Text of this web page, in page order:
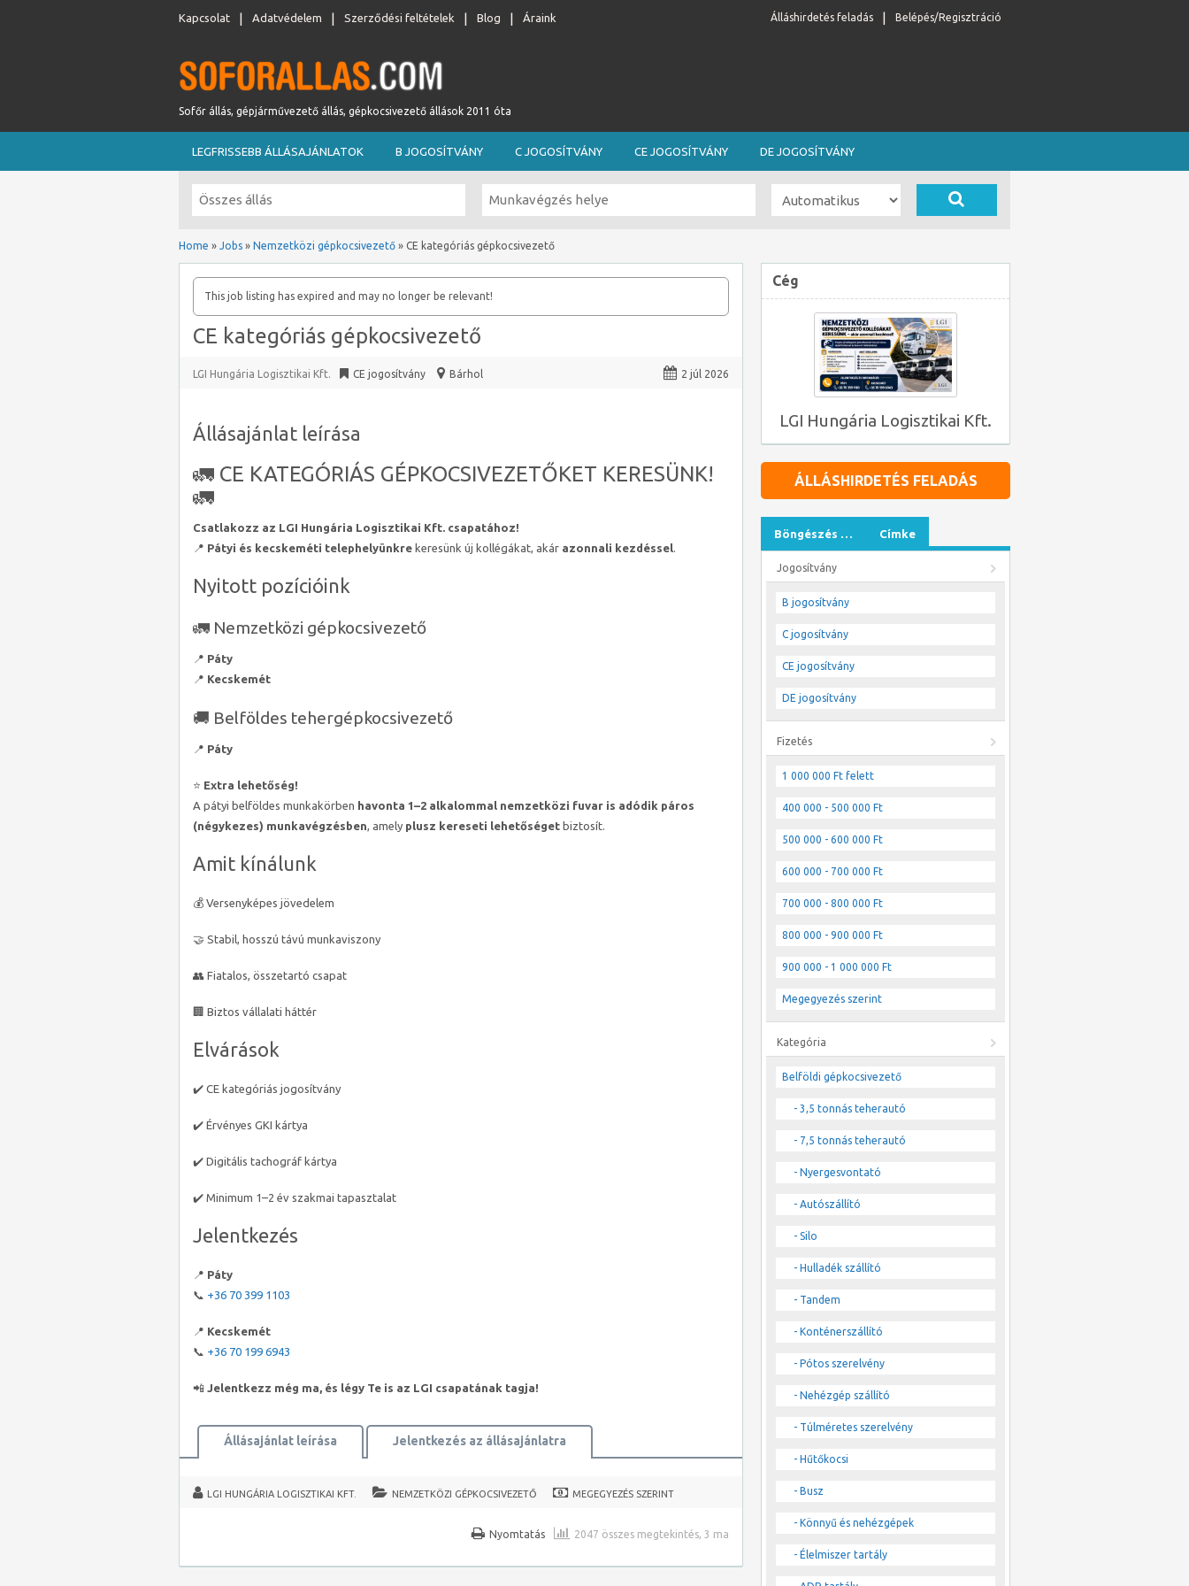
Kapcsolat Adatvédelem Szerződési feltételek Blog Áraink Belépés/Regisztráció
Álláshirdetés feladás
Sofőr állás, gépjárművezető állás, gépkocsivezető állások 2011 óta
LEGFRISSEBB ÁLLÁSAJÁNLATOK B JOGOSÍTVÁNY C JOGOSÍTVÁNY CE JOGOSÍTVÁNY DE JOGOSÍTVÁNY
Home » Jobs » Nemzetközi gépkocsivezető » CE kategóriás gépkocsivezető
This job listing has expired and may no longer be relevant!
CE kategóriás gépkocsivezető
LGI Hungária Logisztikai Kft. CE jogosítvány Bárhol 2 júl 2026
Állásajánlat leírása
🚛 CE KATEGÓRIÁS GÉPKOCSIVEZETŐKET KERESÜNK!
🚛
Csatlakozz az LGI Hungária Logisztikai Kft. csapatához!
📍 Pátyi és kecskeméti telephelyünkre keresünk új kollégákat, akár azonnali kezdéssel.
Nyitott pozícióink
🚛 Nemzetközi gépkocsivezető
📍 Páty
📍 Kecskemét
🚚 Belföldes tehergépkocsivezető
📍 Páty
⭐ Extra lehetőség!
A pátyi belföldes munkakörben havonta 1–2 alkalommal nemzetközi fuvar is adódik páros
(négykezes) munkavégzésben, amely plusz kereseti lehetőséget biztosít.
Amit kínálunk
💰 Versenyképes jövedelem
🤝 Stabil, hosszú távú munkaviszony
👥 Fiatalos, összetartó csapat
🏢 Biztos vállalati háttér
Elvárások
✔️ CE kategóriás jogosítvány
✔️ Érvényes GKI kártya
✔️ Digitális tachográf kártya
✔️ Minimum 1–2 év szakmai tapasztalat
Jelentkezés
📍 Páty
📞 +36 70 399 1103
📍 Kecskemét
📞 +36 70 199 6943
📲 Jelentkezz még ma, és légy Te is az LGI csapatának tagja!
Állásajánlat leírása Jelentkezés az állásajánlatra
LGI HUNGÁRIA LOGISZTIKAI KFT. NEMZETKÖZI GÉPKOCSIVEZETŐ MEGEGYEZÉS SZERINT
2047 összes megtekintés, 3 ma
Nyomtatás
Cég
LGI Hungária Logisztikai Kft.
ÁLLÁSHIRDETÉS FELADÁS
Böngészés … Címke
Jogosítvány
B jogosítvány
C jogosítvány
CE jogosítvány
DE jogosítvány
Fizetés
1 000 000 Ft felett
400 000 - 500 000 Ft
500 000 - 600 000 Ft
600 000 - 700 000 Ft
700 000 - 800 000 Ft
800 000 - 900 000 Ft
900 000 - 1 000 000 Ft
Megegyezés szerint
Kategória
Belföldi gépkocsivezető
- 3,5 tonnás teherautó
- 7,5 tonnás teherautó
- Nyergesvontató
- Autószállító
- Silo
- Hulladék szállító
- Tandem
- Konténerszállító
- Pótos szerelvény
- Nehézgép szállító
- Túlméretes szerelvény
- Hűtőkocsi
- Busz
- Könnyű és nehézgépek
- Élelmiszer tartály